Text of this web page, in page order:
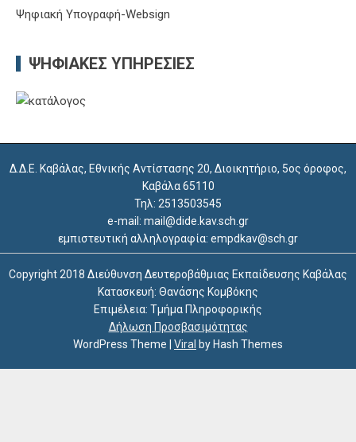
Ψηφιακή Υπογραφή-Websign
ΨΗΦΙΑΚΈΣ ΥΠΗΡΕΣΊΕΣ
Δ.Δ.Ε. Καβάλας, Εθνικής Αντίστασης 20, Διοικητήριο, 5ος όροφος,
Καβάλα 65110
Τηλ: 2513503545
e-mail: mail@dide.kav.sch.gr
εμπιστευτική αλληλογραφία: empdkav@sch.gr
Copyright 2018 Διεύθυνση Δευτεροβάθμιας Εκπαίδευσης Καβάλας
Κατασκευή: Θανάσης Κομβόκης
Επιμέλεια: Τμήμα Πληροφορικής
Δήλωση Προσβασιμότητας
WordPress Theme
Viral by Hash Themes